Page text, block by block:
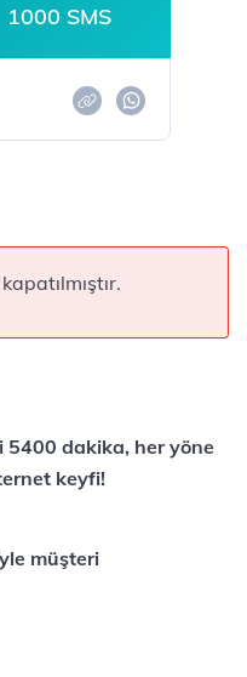
1000 SMS
​5400 d​akika, her yöne
keyfi!
müşteri